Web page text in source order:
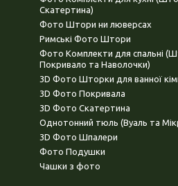
Скатертина)
Фото Штори ни люверсах
Римські Фото Штори
Фото Комплекти для спальні
Покривало та Наволочки)
3D Фото Шторки для ванної
3D Фото Покривала
3D Фото Скатертина
Однотонний тюль (Вуаль та
3D Фото Шпалери
Фото Подушки
Чашки з фото